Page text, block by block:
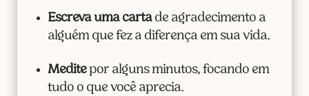
Escreva uma cartade agradecimento a
alguém que fez a diferença em sua vida.
Meditepor alguns minutos, focando em
tudo o que você aprecia.